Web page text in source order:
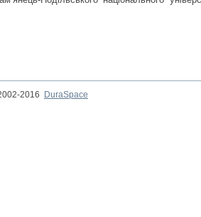
2016
DuraSpace